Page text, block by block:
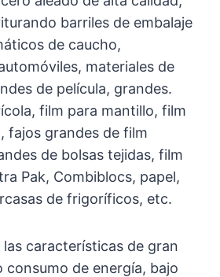
barriles de embalaje
de caucho,
materiales de
de película, grandes.
film para mantillo, film
fajos grandes de film
de bolsas tejidas, film
Pak, Combiblocs, papel,
de frigoríficos, etc.
características de gran
consumo de energía, bajo